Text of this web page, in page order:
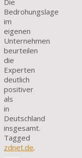
Die
Bedrohungslage
im
eigenen
Unternehmen
beurteilen
die
Experten
deutlich
positiver
als
in
Deutschland
insgesamt.
Tagged
zdnet.de.